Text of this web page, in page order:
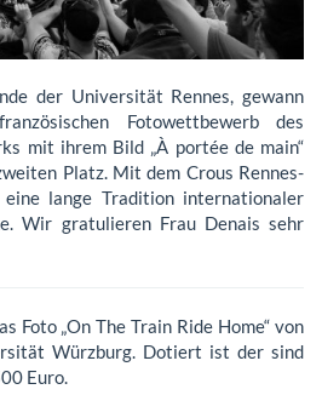
der Universität Rennes, gewann
Fotowettbewerb des
mit ihrem Bild „À portée de main“
Platz. Mit dem Crous Rennes-
lange Tradition internationaler
Wir gratulieren Frau Denais sehr
Foto „On The Train Ride Home“ von
Würzburg. Dotiert ist der sind
Euro.